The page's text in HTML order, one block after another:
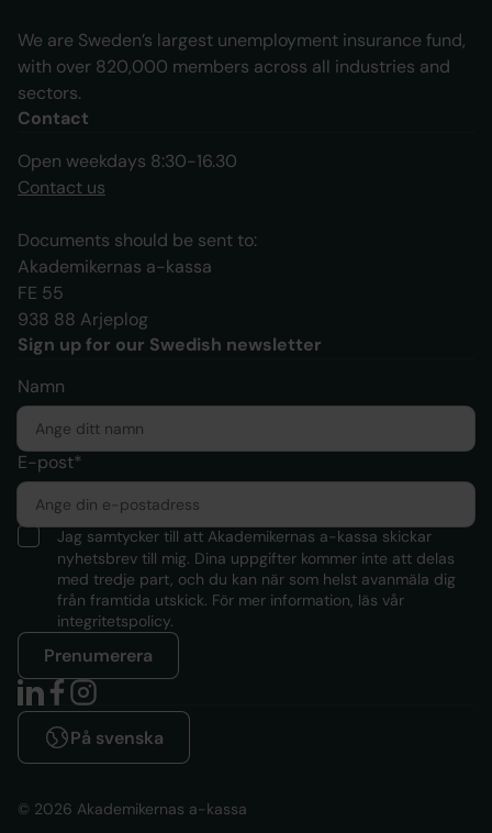
På svenska
We are Sweden’s largest unemployment insurance fund,
with over 820,000 members across all industries and
sectors.
Contact
Open weekdays 8:30-16.30
Contact us
Documents should be sent to:
Akademikernas a-kassa
FE 55
938 88 Arjeplog
Sign up for our Swedish newsletter
Namn
E-post*
Jag samtycker till att Akademikernas a-kassa skickar
nyhetsbrev till mig. Dina uppgifter kommer inte att delas
med tredje part, och du kan när som helst avanmäla dig
från framtida utskick. För mer information, läs vår
integritetspolicy.
Prenumerera
© 2026 Akademikernas a-kassa